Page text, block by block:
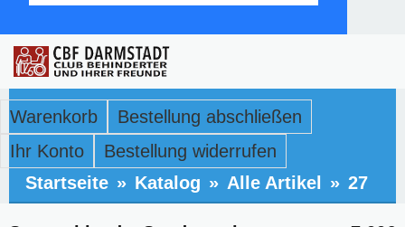
Warenkorb
Bestellung abschließen
Ihr Konto
Bestellung widerrufen
Startseite » Katalog » Alle Artikel » 27